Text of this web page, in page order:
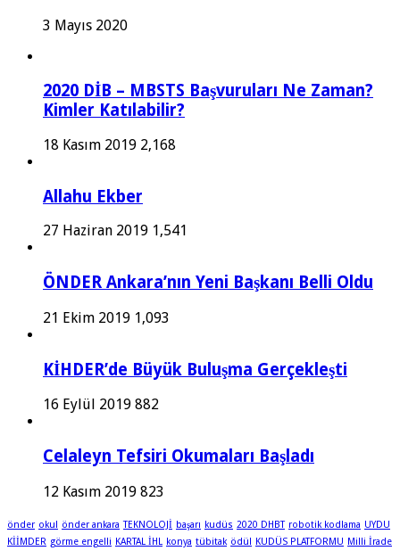
3 Mayıs 2020
2020 DİB – MBSTS Başvuruları Ne Zaman?
Kimler Katılabilir?
18 Kasım 2019 2,168
Allahu Ekber
27 Haziran 2019 1,541
ÖNDER Ankara’nın Yeni Başkanı Belli Oldu
21 Ekim 2019 1,093
KİHDER’de Büyük Buluşma Gerçekleşti
16 Eylül 2019 882
Celaleyn Tefsiri Okumaları Başladı
12 Kasım 2019 823
önder okul önder ankara TEKNOLOJİ başarı kudüs 2020 DHBT robotik kodlama UYDU
KİİMDER görme engelli KARTAL İHL konya tübitak ödül KUDÜS PLATFORMU Milli İrade